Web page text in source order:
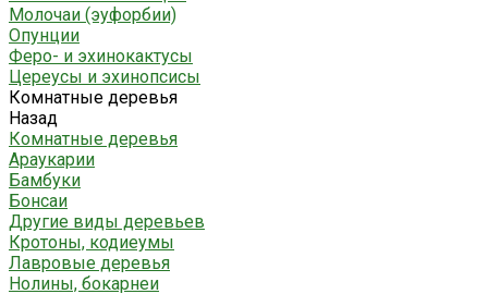
Молочаи (эуфорбии)
Опунции
Феро- и эхинокактусы
Цереусы и эхинопсисы
Комнатные деревья
Назад
Комнатные деревья
Араукарии
Бамбуки
Бонсаи
Другие виды деревьев
Кротоны, кодиеумы
Лавровые деревья
Нолины, бокарнеи